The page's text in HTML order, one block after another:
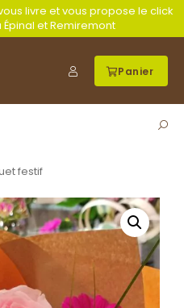
livre et vous propose le click
et Remiremont
Panier
festif